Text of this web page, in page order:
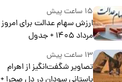
۱۵ ساعت پیش
مرداد ۱۴۰۵ + جدول
۱۳ ساعت پیش
تصاویر شگفت‌انگیز از اهرام